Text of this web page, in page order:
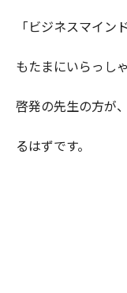
「ビジネスマイ
もたまにいらっし
啓発の先生の方が
るはずです。